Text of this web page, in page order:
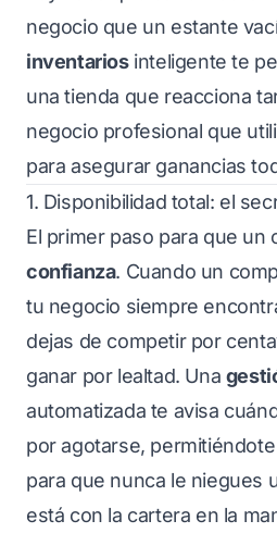
negocio que un estante
inventariosinteligente te
una tienda que reacciona
negocio profesional que
para asegurar ganancias
1. Disponibilidad total: el
El primer paso para que un
confianza. Cuando un
tu negocio siempre
dejas de competir por
ganar por lealtad. Una
automatizada te avisa
por agotarse,
para que nunca le niegues
está con la cartera en la